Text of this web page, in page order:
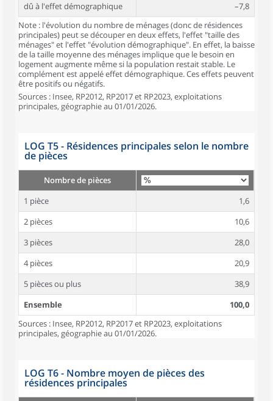
dû à l'effet démographique
–7,8
Note : l'évolution du nombre de ménages (donc de résidences
principales) peut se découper en deux effets, l'effet "taille des
ménages" et l'effet "évolution démographique". En effet, la baisse
de la taille moyenne des ménages implique que le besoin en
logement augmente même si la population restait stable. Le
complément est appelé effet démographique. Ces effets peuvent
être positifs ou négatifs.
Sources : Insee, RP2012, RP2017 et RP2023, exploitations
principales, géographie au 01/01/2026.
LOG T5 - Résidences principales selon le nombre
de pièces
Nombre de pièces
1 pièce
1,6
2 pièces
10,6
3 pièces
28,0
4 pièces
20,9
5 pièces ou plus
38,9
Ensemble
100,0
Sources : Insee, RP2012, RP2017 et RP2023, exploitations
principales, géographie au 01/01/2026.
LOG T6 - Nombre moyen de pièces des
résidences principales